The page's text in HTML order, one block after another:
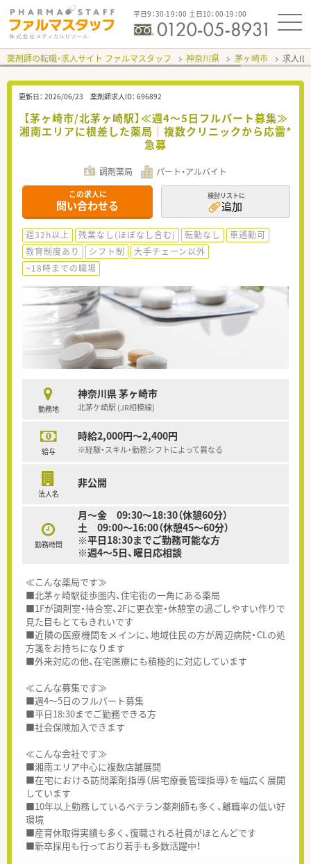
平日9：30-19：00 土日10：00-19：00
薬剤師の転職・求人サイト ファルマスタッフ 神奈川県 茅ヶ崎市 求人ID
更新日： 2026/06/23 薬剤師求人ID： 696892
【茅ヶ崎市/北茅ヶ崎駅】≪週4～5日フルパート募集≫
湘南エリアに根差した薬局｜複数クリニックから応需*
急募
調剤薬局 パート・アルバイト
この求人に
問い合わせる
検討リストに
追加
週32h以上 残業なし(ほぼなし含む) 転勤なし
車通勤可
教育制度あり
シフト制
大手チェーン以外
~18時までの職場
勤務地
神奈川県 茅ヶ崎市
北茅ケ崎駅 (JR相模線)
給与
時給2,000円～2,400円
※経験・スキル・勤務シフトによって異なる
法人名
非公開
勤務時間
月～金 09:30〜18:30（休憩60分）
土 09:00〜16:00（休憩45～60分）
※平日18:30までご勤務可能な方
※週4〜5日、曜日応相談
≪こんな薬局です≫
■北茅ヶ崎駅徒歩圏内、住宅街の一角にある薬局
■1Fが調剤室・待合室、2Fに更衣室・休憩室の過ごしやすい作りで
見た目もとてもきれいです
■近隣の医療機関をメインに、地域住民の方が周辺病院・CLの処
方箋をお持ちになります
■外来対応の他、在宅医療にも積極的に対応しています
≪こんな募集です≫
■週4～5日のフルパート募集
■平日18:30までご勤務できる方
■社会保険加入できます
≪こんな会社です≫
■湘南エリア中心に複数店舗展開
■在宅における訪問薬剤指導（居宅療養管理指導）を幅広く展開
しています
■10年以上勤務しているベテラン薬剤師も多く、離職率の低い好
環境
■産育休取得実績も多く、復職される社員がほとんどです
■新卒採用も行っており若手も多数活躍中！